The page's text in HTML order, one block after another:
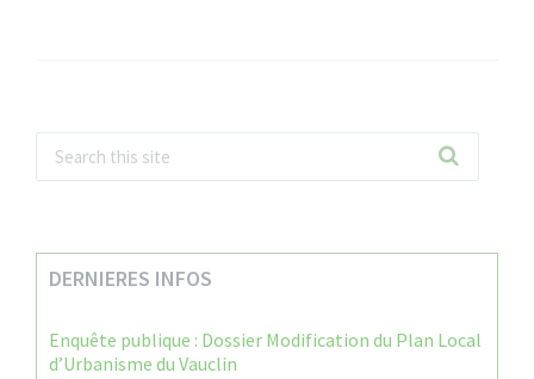
DERNIERES INFOS
Enquête publique : Dossier Modification du Plan Local
d’Urbanisme du Vauclin